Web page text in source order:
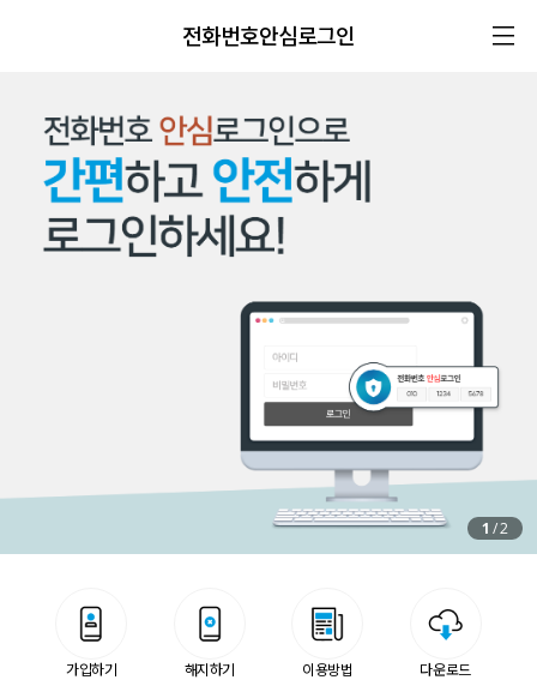
전화번호안심로그인
1 /2
가입하기 해지하기 이용방법 다운로드